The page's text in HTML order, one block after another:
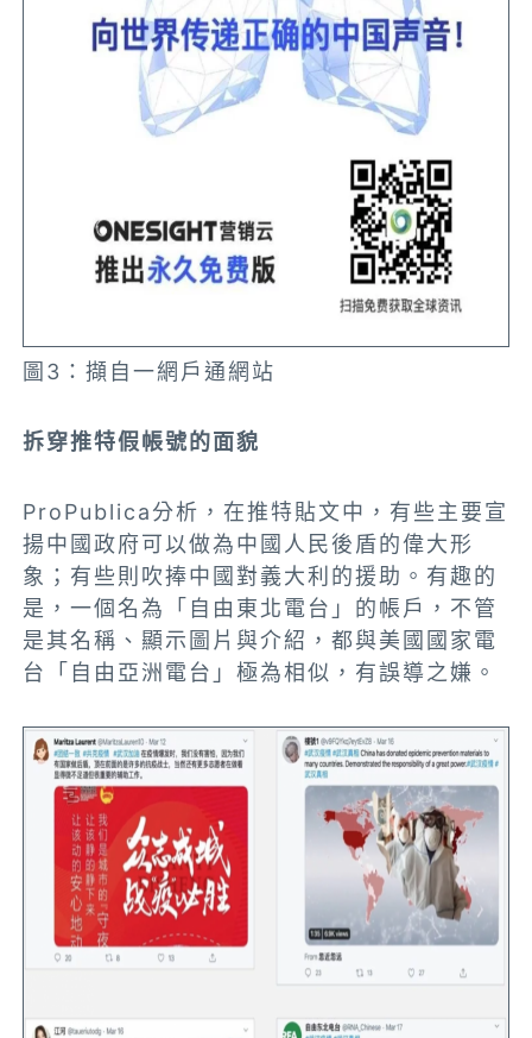
圖3：擷自一網戶通網站
拆穿推特假帳號的面貌
ProPublica分析，在推特貼文中，有些主要宣
揚中國政府可以做為中國人民後盾的偉大形
象；有些則吹捧中國對義大利的援助。有趣的
是，一個名為「自由東北電台」的帳戶，不管
是其名稱、顯示圖片與介紹，都與美國國家電
台「自由亞洲電台」極為相似，有誤導之嫌。